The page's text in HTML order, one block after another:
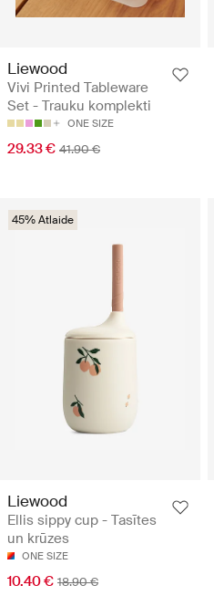
Liewood
Vivi Printed Tableware
Set - Trauku komplekti
ONE SIZE
29.33 € 41.90 €
45% Atlaide
Liewood
Ellis sippy cup - Tasītes
un krūzes
ONE SIZE
10.40 € 18.90 €